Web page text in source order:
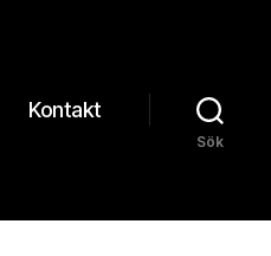
Kontakt
Sök